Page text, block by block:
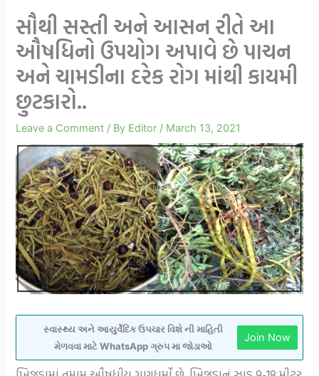
સૌથી સસ્તી અને આસન રીતે આ
ઔષધિનો ઉપયોગ અપાવે છે પાચન
અને ચામડીના દરેક રોગ માંથી કાયમી
છુટકારો..
Leave a Comment / By Editor / March 13, 2021
સ્વાસ્થ્ય અને આયુર્વેદિક ઉપચાર વિશે ની માહિતી
મેળવવા માટે WhatsApp ગ્રુપ મા જોડાઓ
Join Now